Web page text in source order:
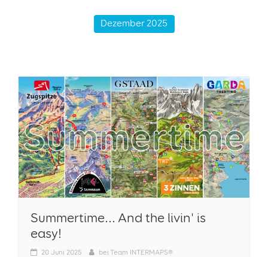
Dezember 2025
Summertime... And the livin' is
easy!
20 Juni 2025 bei Team INTERMAPS®